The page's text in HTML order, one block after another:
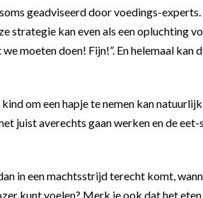
geadviseerd door voedings-experts.
strategie kan even als een opluchting
moeten doen! Fijn!”. En helemaal kan
om een hapje te nemen kan
juist averechts gaan werken en de
in een machtsstrijd terecht komt,
kunt voelen? Merk je ook dat het